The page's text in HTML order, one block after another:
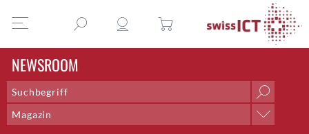
NEWSROOM
Magazin
Kategorie